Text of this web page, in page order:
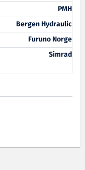
PMH
Bergen Hydraulic
Furuno Norge
Simrad